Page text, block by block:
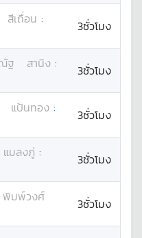
สีเถื่อน :
3ชั่วโมง
ฐ สานิง :
3ชั่วโมง
แป้นทอง :
3ชั่วโมง
แมลงภู่ :
3ชั่วโมง
พิมพ์วงศ์
3ชั่วโมง